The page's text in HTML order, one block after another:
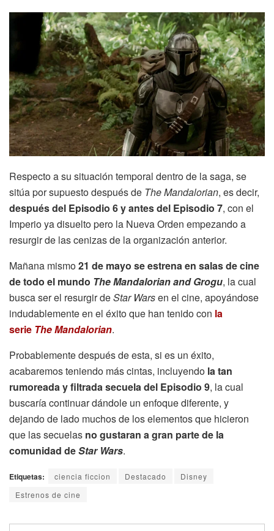
Respecto a su situación temporal dentro de la saga, se
sitúa por supuesto después de The Mandalorian, es decir,
después del Episodio 6 y antes del Episodio 7, con el
Imperio ya disuelto pero la Nueva Orden empezando a
resurgir de las cenizas de la organización anterior.
Mañana mismo21 de mayo se estrena en salas de cine
de todo el mundo The Mandalorian and Grogu, la cual
busca ser el resurgir deStar Warsen el cine, apoyándose
indudablemente en el éxito que han tenido con la
serie The Mandalorian.
Probablemente después de esta, si es un éxito,
acabaremos teniendo más cintas, incluyendo la tan
rumoreada y filtrada secuela del Episodio 9, la cual
buscaría continuar dándole un enfoque diferente, y
dejando de lado muchos de los elementos que hicieron
que las secuelas no gustaran a gran parte de la
comunidad deStar Wars.
Etiquetas: ciencia ficcion Destacado
Disney
Estrenos de cine